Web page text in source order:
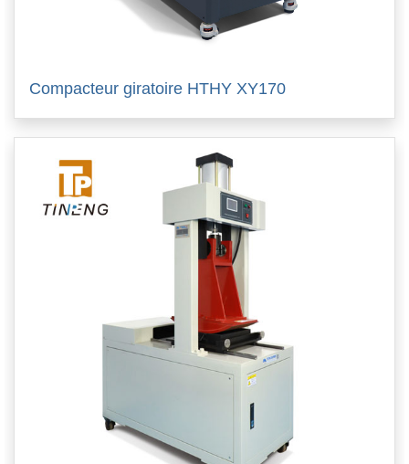
Compacteur giratoire HTHY XY170